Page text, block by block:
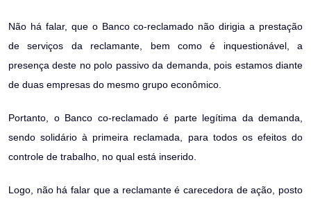
Não há falar, que o Banco co-reclamado não dirigia a prestação
de serviços da reclamante, bem como é inquestionável, a
presença deste no polo passivo da demanda, pois estamos diante
de duas empresas do mesmo grupo econômico.
Portanto, o Banco co-reclamado é parte legítima da demanda,
sendo solidário à primeira reclamada, para todos os efeitos do
controle de trabalho, no qual está inserido.
Logo, não há falar que a reclamante é carecedora de ação, posto